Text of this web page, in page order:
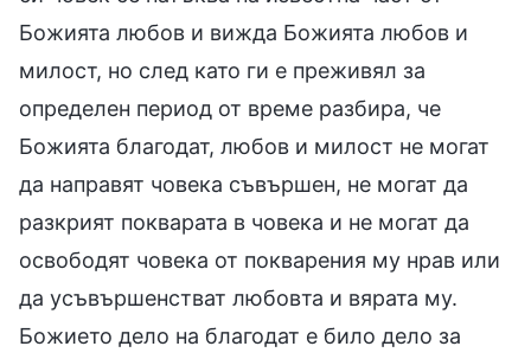
Божията любов и вижда Божията любов и
милост, но след като ги е преживял за
определен период от време разбира, че
Божията благодат, любов и милост не могат
да направят човека съвършен, не могат да
разкрият покварата в човека и не могат да
освободят човека от покварения му нрав или
да усъвършенстват любовта и вярата му.
Божието дело на благодат е било дело за